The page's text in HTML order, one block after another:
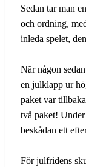
Sedan tar man
och ordning,
inleda spelet,
När någon
en julklapp ur
paket var
två paket!
beskådan ett
För julfridens